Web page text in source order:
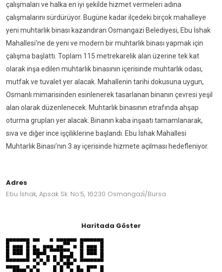
çalışmaları ve halka en iyi şekilde hizmet vermeleri adına
çalışmalarını sürdürüyor. Bugüne kadar ilçedeki birçok mahalleye
yeni muhtarlık binası kazandıran Osmangazi Belediyesi, Ebu İshak
Mahallesi’ne de yeni ve modern bir muhtarlık binası yapmak için
çalışma başlattı. Toplam 115 metrekarelik alan üzerine tek kat
olarak inşa edilen muhtarlık binasının içerisinde muhtarlık odası,
mutfak ve tuvalet yer alacak. Mahallenin tarihi dokusuna uygun,
Osmanlı mimarisinden esinlenerek tasarlanan binanın çevresi yeşil
alan olarak düzenlenecek. Muhtarlık binasının etrafında ahşap
oturma grupları yer alacak. Binanın kaba inşaatı tamamlanarak,
sıva ve diğer ince işçiliklerine başlandı. Ebu İshak Mahallesi
Muhtarlık Binası’nın 3 ay içerisinde hizmete açılması hedefleniyor.
Adres
Ebu İshak, Apsak Sk. No:5, 16230 Osmangazi̇/Bursa
Haritada Göster